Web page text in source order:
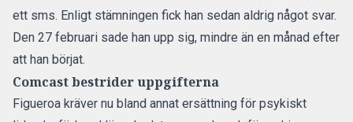
ett sms. Enligt stämningen fick han sedan aldrig något svar.
Den 27 februari sade han upp sig, mindre än en månad efter
att han börjat.
Comcast bestrider uppgifterna
Figueroa kräver nu bland annat ersättning för psykiskt